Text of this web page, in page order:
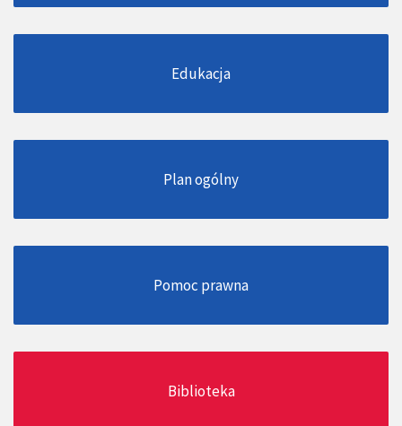
Edukacja
Plan ogólny
Pomoc prawna
Biblioteka